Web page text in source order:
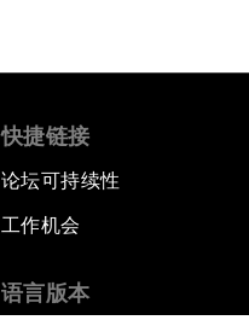
快捷链接
论坛可持续性
工作机会
语言版本